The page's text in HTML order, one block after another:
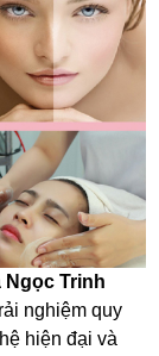
Ngọc Trinh
nghiệm quy
hiện đại và